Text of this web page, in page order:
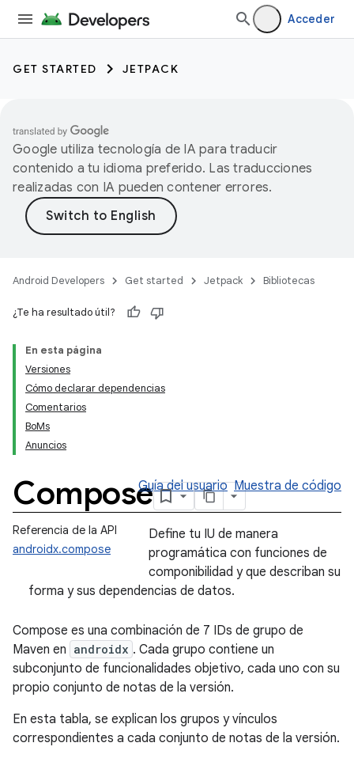
Acceder
GET STARTED JETPACK
Google utiliza tecnología de IA para traducir
contenido a tu idioma preferido. Las traducciones
realizadas con IA pueden contener errores.
Android Developers Get started Jetpack Bibliotecas
¿Te ha resultado útil?
En esta página
Versiones
Cómo declarar dependencias
Comentarios
BoMs
Anuncios
ComposeGuía del usuario Muestra de código
Referencia de la API
androidx.compose
Define tu IU de manera
programática con funciones de
componibilidad y que describan su
forma y sus dependencias de datos.
Compose es una combinación de 7 IDs de grupo de
Maven en androidx . Cada grupo contiene un
subconjunto de funcionalidades objetivo, cada uno con su
propio conjunto de notas de la versión.
En esta tabla, se explican los grupos y vínculos
correspondientes a cada conjunto de notas de la versión.